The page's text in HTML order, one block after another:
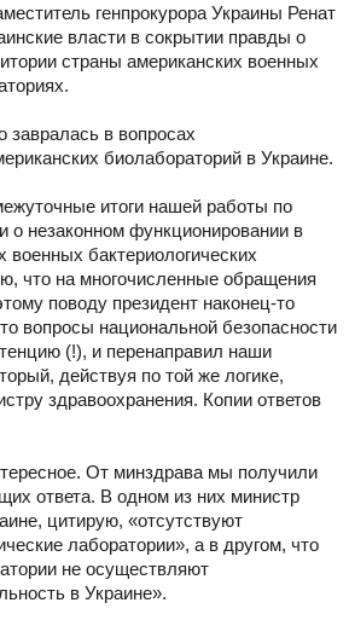
генпрокурора Украины Ренат
власти в сокрытии правды о
страны американских военных
завралась в вопросах
биолабораторий в Украине.
итоги нашей работы по
о незаконном функционировании в
военных бактериологических
что на многочисленные обращения
поводу президент наконец-то
вопросы национальной безопасности
(!), и перенаправил наши
действуя по той же логике,
здравоохранения. Копии ответов
От минздрава мы получили
ответа. В одном из них министр
цитирую, «отсутствуют
лаборатории», а в другом, что
не осуществляют
в Украине».